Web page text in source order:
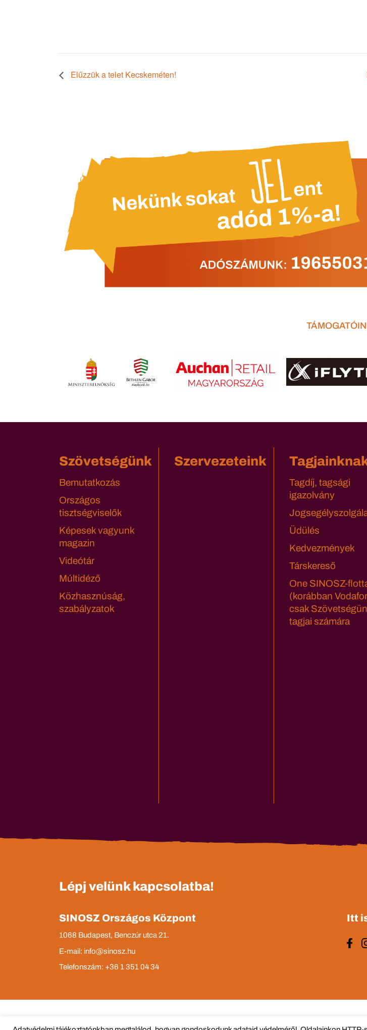
Elűzzük a telet Kecskeméten!
Szövetségünk
Bemutatkozás
Országos
tisztségviselők
Képesek vagyunk
magazin
Videótár
Múltidéző
Közhasznúság,
szabályzatok
Szervezeteink
Tagdíj, tagsági
igazolvány
Üdülés
Kedvezmények
Társkereső
One SINOSZ-
(korábban
csak
tagjai számára
Lépj velünk kapcsolatba!
SINOSZ Országos Központ
1068 Budapest, Benczúr utca 21.
E-mail: info@sinosz.hu
Telefonszám: +36 1 351 04 34
Itt